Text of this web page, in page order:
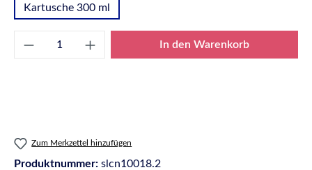
Kartusche 300 ml
Produkt Anzahl: Gib den gewünschten
In den Warenkorb
Zum Merkzettel hinzufügen
Produktnummer: slcn10018.2